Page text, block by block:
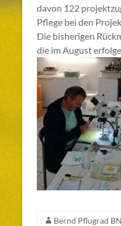
davon 122
Pflege bei den
Die bisherigen
die im August
Bernd Pflugrad